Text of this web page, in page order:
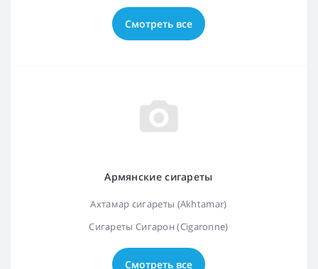
Смотреть все
Армянские сигареты
Ахтамар сигареты (Akhtamar)
Сигареты Сигарон (Cigaronne)
Смотреть все